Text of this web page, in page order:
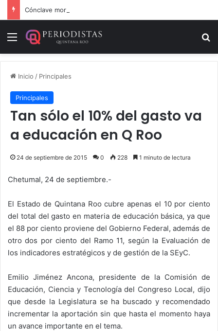
Cónclave morenista en el WTC de la CDMX
Menú
Inicio / Principales
Principales
Tan sólo el 10% del gasto va
a educación en Q Roo
24 de septiembre de 2015 0 228 1 minuto de lectura
Chetumal, 24 de septiembre.-
El Estado de Quintana Roo cubre apenas el 10 por ciento
del total del gasto en materia de educación básica, ya que
el 88 por ciento proviene del Gobierno Federal, además de
otro dos por ciento del Ramo 11, según la Evaluación de
los indicadores estratégicos y de gestión de la SEyC.
Emilio Jiménez Ancona, presidente de la Comisión de
Educación, Ciencia y Tecnología del Congreso Local, dijo
que desde la Legislatura se ha buscado y recomendado
incrementar la aportación sin que hasta el momento haya
un avance importante en el tema.